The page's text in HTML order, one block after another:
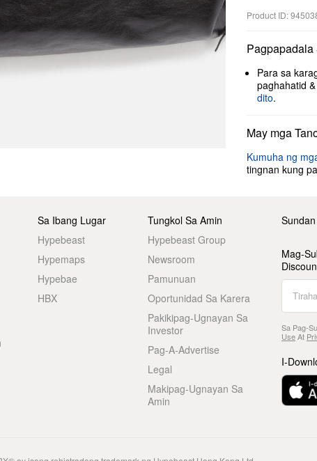
Product ID:
Pagpapadala
Para sa
paghahatid
dito.
May mga
Kumuha ng
tingnan kung
Sa Ibang Lugar
Hypebeast
Hypemaps
Hypebae
HBX
Tungkol Sa Amin
Hypebeast Group
Newsroom
Pamunuan
Oportunidad Sa Karera
Pakikipag-Ugnayan Sa
Investor
Pag-A-Advertise
Legal
Makipag-Ugnayan Sa
Amin
Mag-
Sa Pag-
UseAt
I-